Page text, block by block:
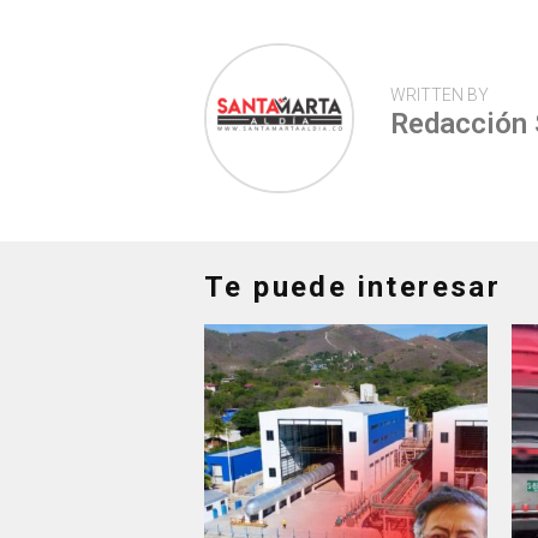
WRITTEN BY
Redacción
Te puede interesar